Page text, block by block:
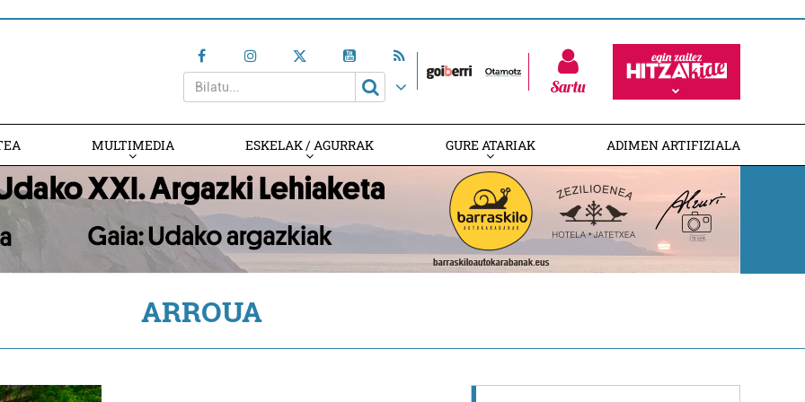
Sartu
MULTIMEDIA ESKELAK / AGURRAK GURE ATARIAK ADIMEN ARTIFIZIALA
ARROUA